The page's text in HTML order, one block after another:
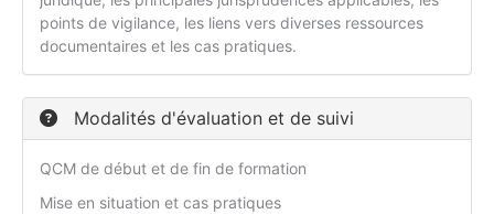
points de vigilance, les liens vers diverses ressources
documentaires et les cas pratiques.
Modalités d'évaluation et de suivi
QCM de début et de fin de formation
Mise en situation et cas pratiques